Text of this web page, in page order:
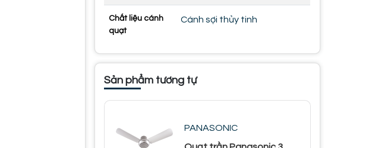
Chất liệu cánh
quạt
Cánh sợi thủy tinh
Sản phẩm tương tự
PANASONIC